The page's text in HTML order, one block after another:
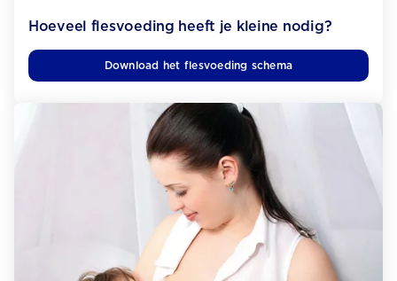
Hoeveel flesvoeding heeft je kleine nodig?
Download het flesvoeding schema